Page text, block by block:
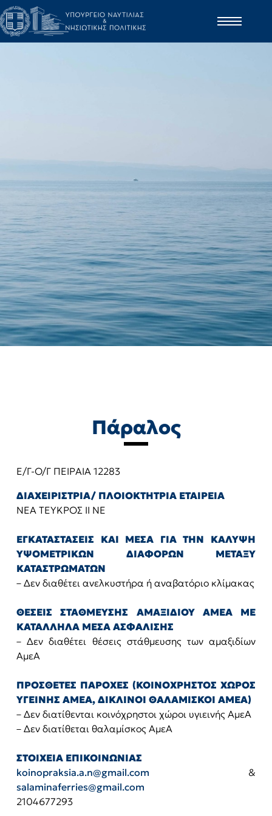
Πάραλος
Ε/Γ-Ο/Γ ΠΕΙΡΑΙΑ 12283
ΔΙΑΧΕΙΡΙΣΤΡΙΑ/ ΠΛΟΙΟΚΤΗΤΡΙΑ ΕΤΑΙΡΕΙΑ
ΝΕΑ ΤΕΥΚΡΟΣ ΙΙ ΝΕ
ΕΓΚΑΤΑΣΤΑΣΕΙΣ ΚΑΙ ΜΕΣΑ ΓΙΑ ΤΗΝ ΚΑΛΥΨΗ
ΥΨΟΜΕΤΡΙΚΩΝ ΔΙΑΦΟΡΩΝ ΜΕΤΑΞΥ
ΚΑΤΑΣΤΡΩΜΑΤΩΝ
– Δεν διαθέτει ανελκυστήρα ή αναβατόριο κλίμακας
ΘΕΣΕΙΣ ΣΤΑΘΜΕΥΣΗΣ ΑΜΑΞΙΔΙΟΥ ΑΜΕΑ ΜΕ
ΚΑΤΑΛΛΗΛΑ ΜΕΣΑ ΑΣΦΑΛΙΣΗΣ
– Δεν διαθέτει θέσεις στάθμευσης των αμαξιδίων
ΑμεΑ
ΠΡΟΣΘΕΤΕΣ ΠΑΡΟΧΕΣ (ΚΟΙΝΟΧΡΗΣΤΟΣ ΧΩΡΟΣ
ΥΓΕΙΝΗΣ ΑΜΕΑ, ΔΙΚΛΙΝΟΙ ΘΑΛΑΜΙΣΚΟΙ ΑΜΕΑ)
– Δεν διατίθενται κοινόχρηστοι χώροι υγιεινής ΑμεΑ
– Δεν διατίθεται θαλαμίσκος ΑμεΑ
ΣΤΟΙΧΕΙΑ ΕΠΙΚΟΙΝΩΝΙΑΣ
koinopraksia.a.n@gmail.com &
salaminaferries@gmail.com
2104677293